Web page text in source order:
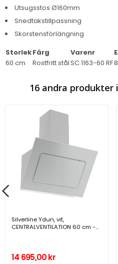
Utsugsstos Ø160mm
Snedtakstillpassning
Skorstensförlängning
StorlekFärg Varenr
60 cm
Rostfritt stålSC 1163-60 RF
16 andra produkter
Silverline Ydun, vit,
CENTRALVENTILATION 60 cm -
14 695,00 kr